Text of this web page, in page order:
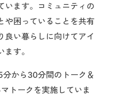
います。コミュニティの
や困っていることを共有
良い暮らしに向けてアイ
す。
から30分間のトーク＆
トークを実施していま